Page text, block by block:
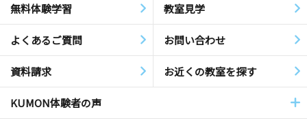
無料体験学習 教室見学
よくあるご質問 お問い合わせ
資料請求 お近くの教室を探す
KUMON体験者の声